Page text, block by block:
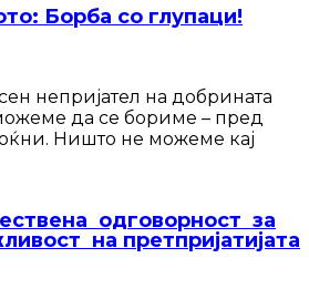
Борба со глупаци!
непријател на добрината
да се бориме – пред
Ништо не можеме кај
одговорност за
на претпријатијата